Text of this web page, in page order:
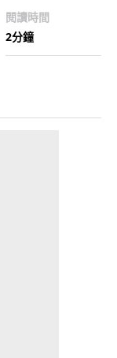
閱讀時間
2分鐘